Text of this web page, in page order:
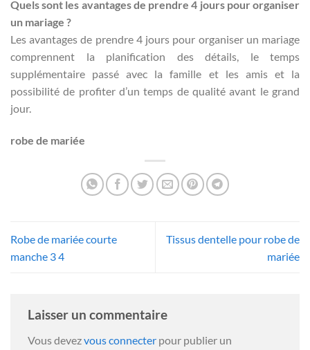
Quels sont les avantages de prendre 4 jours pour organiser
un mariage ?
Les avantages de prendre 4 jours pour organiser un mariage
comprennent la planification des détails, le temps
supplémentaire passé avec la famille et les amis et la
possibilité de profiter d’un temps de qualité avant le grand
jour.
robe de mariée
Robe de mariée courte
manche 3 4
Tissus dentelle pour robe de
mariée
Laisser un commentaire
Vous devezvous connecter pour publier un